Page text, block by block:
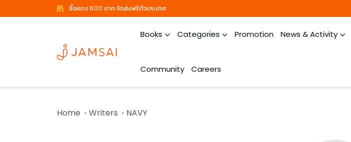
ซื้อครบ 600 บาท จัดส่งฟรีทั่วประเทศ
Books Categories Promotion News & Activity
Community Careers
Home Writers NAVY